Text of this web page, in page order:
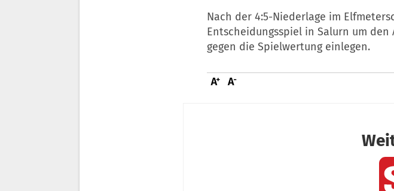
Nach der 4:5-Niederlage im
Entscheidungsspiel in Salurn um
gegen die Spielwertung einlegen.